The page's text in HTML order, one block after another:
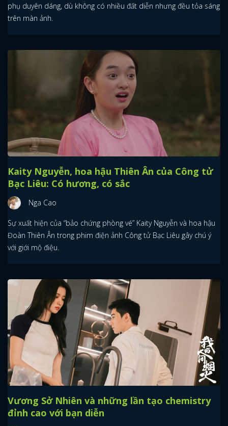
phụ duyên dáng, dù không có nhiều đất diễn nhưng đều tỏa sáng
trên màn ảnh.
Kaity Nguyễn, hoa hậu Thiên Ân của Công tử
Bạc Liêu: Có hương, có sắc
Nga Cao
Sự xuất hiện của “bảo chứng phòng vé” Kaity Nguyễn và hoa hậu
Đoàn Thiên Ân trong phim điện ảnh Công tử Bạc Liêu gây chú ý
với giới mộ điệu.
Vương Sở Nhiên và những lần tạo chemistry
đỉnh cao với bạn diễn